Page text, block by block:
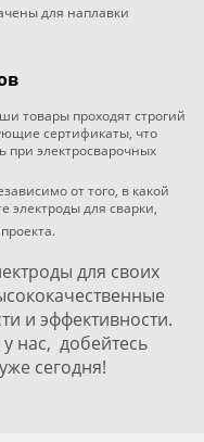
для наплавки
товары проходят строгий
сертификаты, что
при электросварочных
от того, в какой
электроды для сварки,
для своих
и эффективности.
нас, добейтесь
сегодня!